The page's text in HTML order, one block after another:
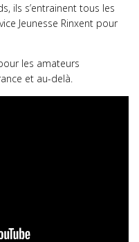
ils s’entrainent tous les
Jeunesse Rinxent pour
les amateurs
et au-delà.